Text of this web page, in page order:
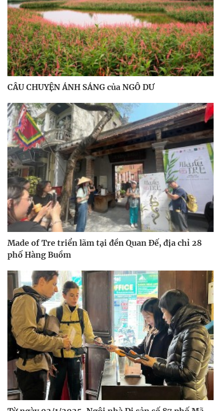
CÂU CHUYỆN ÁNH SÁNG của NGÔ DƯ
Made of Tre triển lãm tại đền Quan Đế, địa chỉ 28
phố Hàng Buồm